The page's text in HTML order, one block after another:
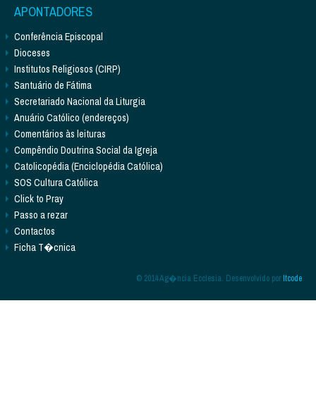
APONTADORES
Conferência Episcopal
Dioceses
Institutos Religiosos (CIRP)
Santuário de Fátima
Secretariado Nacional da Liturgia
Anuário Católico (endereços)
Comentários às leituras
Compêndio Doutrina Social da Igreja
Catolicopédia (Enciclopédia Católica)
SOS Cultura Católica
Click to Pray
Passo a rezar
Contactos
Ficha T�cnica
© 2014 Ag�ncia Ecclesia. Desenvolvido porItcode